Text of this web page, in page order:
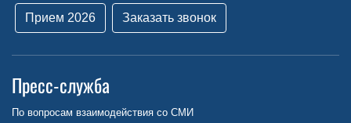
Прием 2026 Заказать звонок
Пресс-служба
По вопросам взаимодействия со СМИ